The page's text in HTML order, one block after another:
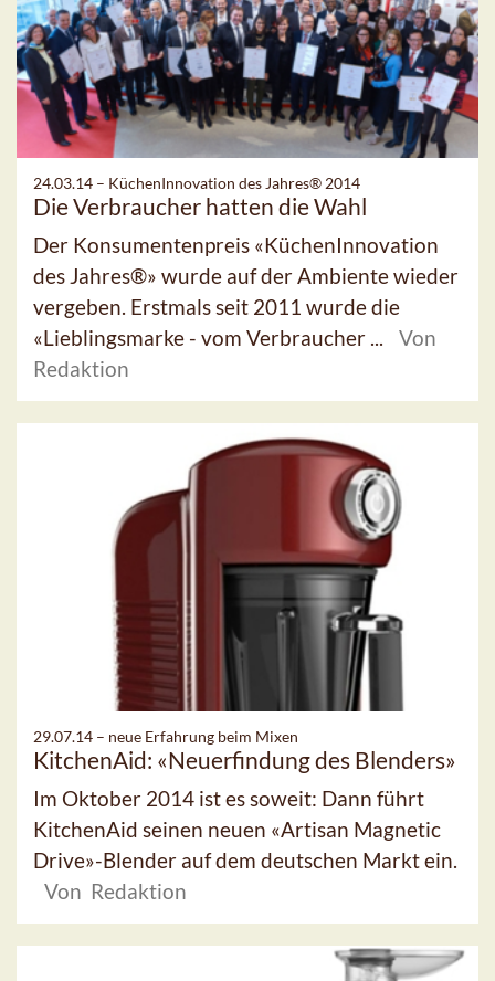
24.03.14 – KüchenInnovation des Jahres® 2014
Die Verbraucher hatten die Wahl
Der Konsumentenpreis «KüchenInnovation
des Jahres®» wurde auf der Ambiente wieder
vergeben. Erstmals seit 2011 wurde die
«Lieblingsmarke - vom Verbraucher ...
Von
Redaktion
29.07.14 – neue Erfahrung beim Mixen
KitchenAid: «Neuerfindung des Blenders»
Im Oktober 2014 ist es soweit: Dann führt
KitchenAid seinen neuen «Artisan Magnetic
Drive»-Blender auf dem deutschen Markt ein.
Von Redaktion